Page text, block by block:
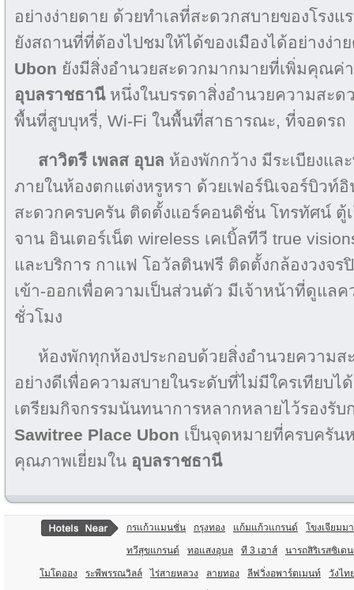
อย่างง่ายดาย ด้วยทำเลที่สะดวกสบายของโรง
ยังสถานที่ที่ต้องไปชมให้ได้ของเมืองได้อย่างง่า
Ubon ยังมีสิ่งอำนวยสะดวกมากมายที่เพิ่มคุณค่
อุบลราชธานีหนึ่งในบรรดาสิ่งอำนวยความสะด
พื้นที่สูบบุหรี่, Wi-Fi ในพื้นที่สาธารณะ, ที่จอดรถ
สาวิตรี เพลส อุบล ห้องพักกว้าง มีระเบียงแ
ภายในห้องตกแต่งหรูหรา ด้วยเฟอร์นิเจอร์บิวท์
สะดวกครบครัน ติดตั้งแอร์คอนดิชั่น โทรทัศน์ ตู้เ
จาน อินเตอร์เน็ต wireless เคเบิ้ลทีวี true
และบริการ กาแฟ โอวัลตินฟรี ติดตั้งกล้องวงจร
เข้า-ออกเพื่อความเป็นส่วนตัว มีเจ้าหน้าที่ดูแล
ชั่วโมง
ห้องพักทุกห้องประกอบด้วยสิ่งอำนวยความส
อย่างดีเพื่อความสบายในระดับที่ไม่มีใครเทียบไ
เตรียมกิจกรรมนันทนาการหลากหลายไว้รองรั
Sawitree Place Ubon เป็นจุดหมายที่ครบครั
คุณภาพเยี่ยมใน อุบลราชธานี
กรแก้วแมนชั่น กรุงทอง แก้มแก้วแกรนด์ โขงเจียมม
ทวีสุขแกรนด์ ทอแสงอุบล ที 3 เฮาส์ นารถสิริเรสซิเด
โมโดออง ระพีพรรณวิลล์ ไร่สายหลวง ลายทอง ลีฟวิ่งอพาร์ตเมนท์ วังไท